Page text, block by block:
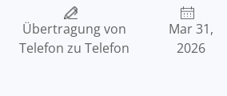
Übertragung von
Telefon zu Telefon
Mar 31,
2026